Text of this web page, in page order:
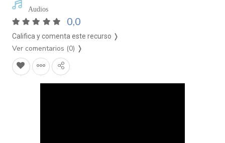
Audios
0,0
Califica y comenta este recurso ❭
Ver comentarios (0) ❭